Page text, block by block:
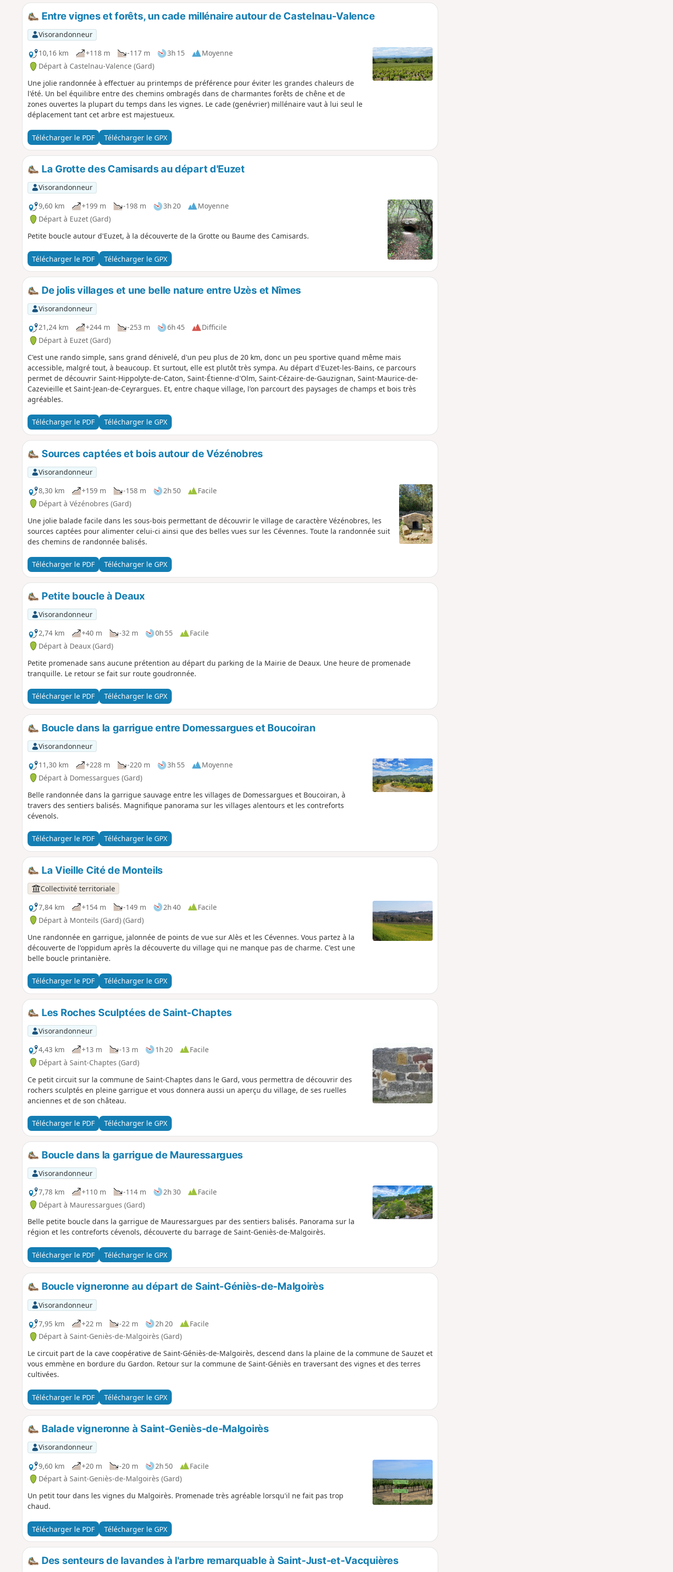
Entre vignes et forêts, un cade millénaire autour de Castelnau-Valence
Visorandonneur
10,16 km
+118 m -117 m 3h 15
Moyenne
Départ à Castelnau-Valence (Gard)
Une jolie randonnée à effectuer au printemps de préférence pour éviter les grandes chaleurs de
l'été. Un bel équilibre entre des chemins ombragés dans de charmantes forêts de chêne et de
zones ouvertes la plupart du temps dans les vignes. Le cade (genévrier) millénaire vaut à lui seul le
déplacement tant cet arbre est majestueux.
Télécharger le PDF Télécharger le GPX
La Grotte des Camisards au départ d'Euzet
Visorandonneur
9,60 km
+199 m -198 m 3h 20
Moyenne
Départ à Euzet (Gard)
Petite boucle autour d'Euzet, à la découverte de la Grotte ou Baume des Camisards.
Télécharger le PDF Télécharger le GPX
De jolis villages et une belle nature entre Uzès et Nîmes
Visorandonneur
21,24 km
+244 m -253 m 6h 45
Difficile
Départ à Euzet (Gard)
C'est une rando simple, sans grand dénivelé, d'un peu plus de 20 km, donc un peu sportive quand même mais
accessible, malgré tout, à beaucoup. Et surtout, elle est plutôt très sympa. Au départ d'Euzet-les-Bains, ce parcours
permet de découvrir Saint-Hippolyte-de-Caton, Saint-Étienne-d'Olm, Saint-Cézaire-de-Gauzignan, Saint-Maurice-de-
Cazevieille et Saint-Jean-de-Ceyrargues. Et, entre chaque village, l'on parcourt des paysages de champs et bois très
agréables.
Télécharger le PDF Télécharger le GPX
Sources captées et bois autour de Vézénobres
Visorandonneur
8,30 km
+159 m -158 m 2h 50
Facile
Départ à Vézénobres (Gard)
Une jolie balade facile dans les sous-bois permettant de découvrir le village de caractère Vézénobres, les
sources captées pour alimenter celui-ci ainsi que des belles vues sur les Cévennes. Toute la randonnée suit
des chemins de randonnée balisés.
Télécharger le PDF Télécharger le GPX
Petite boucle à Deaux
Visorandonneur
2,74 km
+40 m -32 m 0h 55
Facile
Départ à Deaux (Gard)
Petite promenade sans aucune prétention au départ du parking de la Mairie de Deaux. Une heure de promenade
tranquille. Le retour se fait sur route goudronnée.
Télécharger le PDF Télécharger le GPX
Boucle dans la garrigue entre Domessargues et Boucoiran
Visorandonneur
11,30 km
+228 m -220 m 3h 55
Moyenne
Départ à Domessargues (Gard)
Belle randonnée dans la garrigue sauvage entre les villages de Domessargues et Boucoiran, à
travers des sentiers balisés. Magnifique panorama sur les villages alentours et les contreforts
cévenols.
Télécharger le PDF Télécharger le GPX
La Vieille Cité de Monteils
Collectivité territoriale
7,84 km
+154 m -149 m 2h 40
Facile
Départ à Monteils (Gard) (Gard)
Une randonnée en garrigue, jalonnée de points de vue sur Alès et les Cévennes. Vous partez à la
découverte de l'oppidum après la découverte du village qui ne manque pas de charme. C'est une
belle boucle printanière.
Télécharger le PDF Télécharger le GPX
Les Roches Sculptées de Saint-Chaptes
Visorandonneur
4,43 km
+13 m -13 m 1h 20
Facile
Départ à Saint-Chaptes (Gard)
Ce petit circuit sur la commune de Saint-Chaptes dans le Gard, vous permettra de découvrir des
rochers sculptés en pleine garrigue et vous donnera aussi un aperçu du village, de ses ruelles
anciennes et de son château.
Télécharger le PDF Télécharger le GPX
Boucle dans la garrigue de Mauressargues
Visorandonneur
7,78 km
+110 m -114 m 2h 30
Facile
Départ à Mauressargues (Gard)
Belle petite boucle dans la garrigue de Mauressargues par des sentiers balisés. Panorama sur la
région et les contreforts cévenols, découverte du barrage de Saint-Geniès-de-Malgoirès.
Télécharger le PDF Télécharger le GPX
Boucle vigneronne au départ de Saint-Géniès-de-Malgoirès
Visorandonneur
7,95 km
+22 m -22 m 2h 20
Facile
Départ à Saint-Geniès-de-Malgoirès (Gard)
Le circuit part de la cave coopérative de Saint-Géniès-de-Malgoirès, descend dans la plaine de la commune de Sauzet et
vous emmène en bordure du Gardon. Retour sur la commune de Saint-Géniès en traversant des vignes et des terres
cultivées.
Télécharger le PDF Télécharger le GPX
Balade vigneronne à Saint-Geniès-de-Malgoirès
Visorandonneur
9,60 km
+20 m -20 m 2h 50
Facile
Départ à Saint-Geniès-de-Malgoirès (Gard)
Un petit tour dans les vignes du Malgoirès. Promenade très agréable lorsqu'il ne fait pas trop
chaud.
Télécharger le PDF Télécharger le GPX
Des senteurs de lavandes à l'arbre remarquable à Saint-Just-et-Vacquières